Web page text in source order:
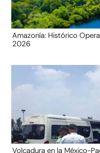
Amazonía: Histórico
2026
Volcadura en la México-